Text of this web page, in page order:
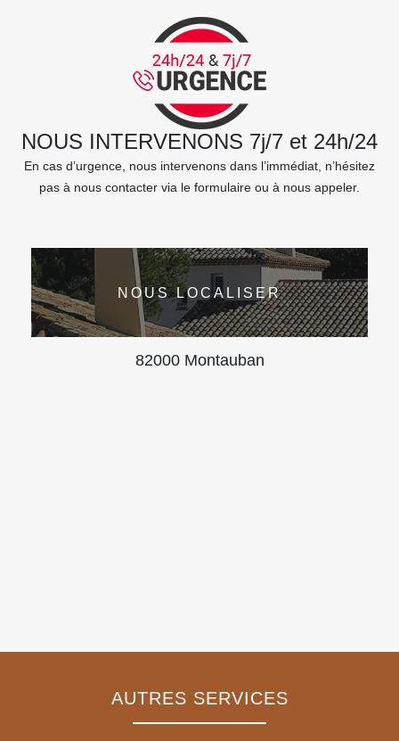
NOUS INTERVENONS 7j/7 et 24h/24
En cas d’urgence, nous intervenons dans l’immédiat, n’hésitez
pas à nous contacter via le formulaire ou à nous appeler.
NOUS LOCALISER
82000 Montauban
AUTRES SERVICES